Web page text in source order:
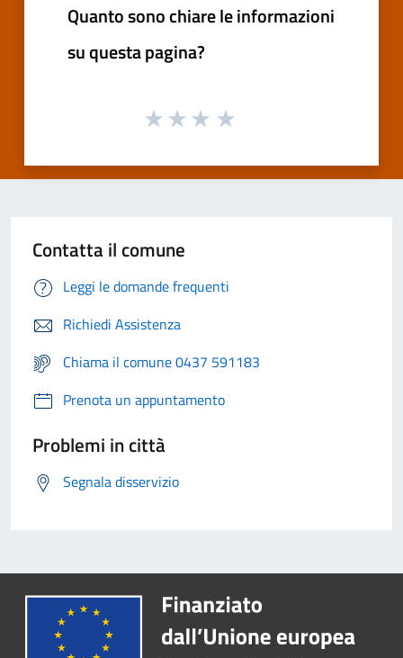
Quanto sono chiare le informazioni
su questa pagina?
Contatta il comune
Leggi le domande frequenti
Richiedi Assistenza
Chiama il comune 0437 591183
Prenota un appuntamento
Problemi in città
Segnala disservizio